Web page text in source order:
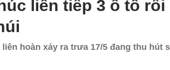
liên tiếp 3 ô tô rồi
hoàn xảy ra trưa 17/5 đang thu hút